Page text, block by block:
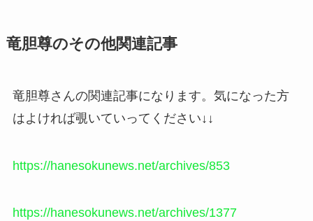
竜胆尊のその他関連記事
竜胆尊さんの関連記事になります。気になった方
はよければ覗いていってください↓↓
https://hanesokunews.net/archives/853
https://hanesokunews.net/archives/1377